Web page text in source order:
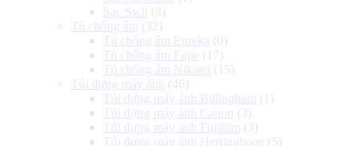
Sạc Swit (8)
Tủ chống ẩm (32)
Tủ chống ẩm Eureka (0)
Tủ chống ẩm Fujie (17)
Tủ chống ẩm Nikatei (15)
Túi đựng máy ảnh
(46)
Túi đựng máy ảnh Billingham (1)
Túi đựng máy ảnh Canon
(3)
Túi đựng máy ảnh Fujifilm (3)
Túi đựng máy ảnh Herringbone (5)